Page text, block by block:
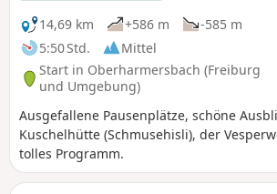
14,69 km
+586 m
-585 m
5:50 Std.
Mittel
Start in Oberharmersbach (Freiburg
und Umgebung)
Ausgefallene Pausenplätze, schöne
Kuschelhütte (Schmusehisli), der
tolles Programm.